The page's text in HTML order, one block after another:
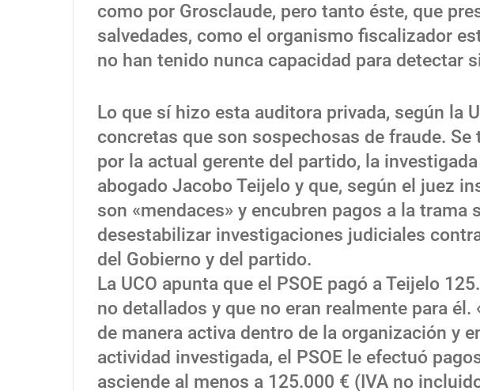
como por Grosclaude, pero tanto éste, que
salvedades, como el organismo fiscalizador
no han tenido nunca capacidad para detectar
Lo que sí hizo esta auditora privada, según la
concretas que son sospechosas de fraude.
por la actual gerente del partido, la investigada
abogado Jacobo Teijelo y que, según el juez
son «mendaces» y encubren pagos a la trama
desestabilizar investigaciones judiciales
del Gobierno y del partido.
La UCO apunta que el PSOE pagó a Teijelo
no detallados y que no eran realmente para
de manera activa dentro de la organización y
actividad investigada, el PSOE le efectuó
asciende al menos a 125.000 € (IVA no